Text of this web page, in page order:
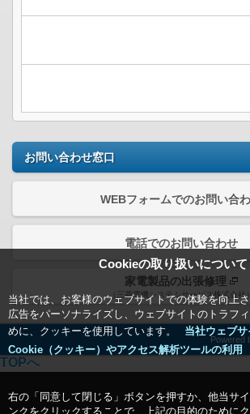
Cookieの取り扱いについて
当社では、お客様のウェブサイトでの体験を向上
広告をパーソナライズし、ウェブサイトのトラフ
めに、クッキーを使用しています。
当社ウェブ
Cookie（クッキー）やアクセス解析ツールの利用
右の「同意して閉じる」ボタンを押すか、他当サ
ンクをクリックすることで、上記の目的のために
お問い合わせ窓口
WEBフォームでのお問い合
電話でのお問い合わせ
家電製品の出張修理
（三菱電機システムサービス株式会社
Powered
TOPへ